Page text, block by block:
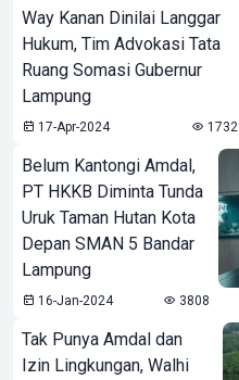
Way Kanan Dinilai Langgar
Hukum, Tim Advokasi Tata
Ruang Somasi Gubernur
Lampung
17-Apr-2024 1732
Belum Kantongi Amdal,
PT HKKB Diminta Tunda
Uruk Taman Hutan Kota
Depan SMAN 5 Bandar
Lampung
16-Jan-2024 3808
Tak Punya Amdal dan
Izin Lingkungan, Walhi